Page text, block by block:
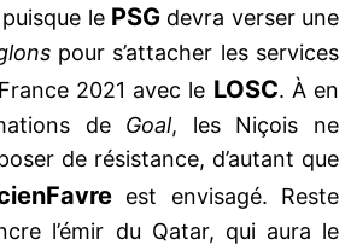
le PSGdevra verser une
pour s’attacher les services
2021 avec le LOSC. À en
de Goal, les Niçois ne
de résistance, d’autant que
Favre est envisagé. Reste
l’émir du Qatar, qui aura le